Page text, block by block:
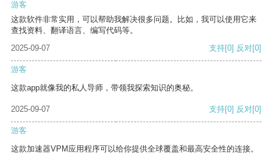
游客
这款软件非常实用，可以帮助我解决很多问题。比如，我可以使用它来
查找资料、翻译语言、编写代码等。
2025-09-07
支持[0] 反对[0]
游客
这款app就像我的私人导师，带领我探索知识的奥秘。
2025-09-07 支持[0] 反对[0]
游客
这款加速器VPM应用程序可以给你提供全球覆盖和最高安全性的连接。